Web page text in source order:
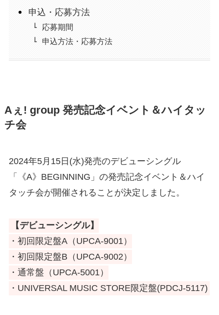
申込・応募方法
応募期間
申込方法・応募方法
Aぇ! group 発売記念イベント＆ハイタッ
チ会
2024年5月15日(水)発売のデビューシングル
「《A》BEGINNING」の発売記念イベント＆ハイ
タッチ会が開催されることが決定しました。
【デビューシングル】
・初回限定盤A（UPCA-9001）
・初回限定盤B（UPCA-9002）
・通常盤（UPCA-5001）
・UNIVERSAL MUSIC STORE限定盤(PDCJ-5117)